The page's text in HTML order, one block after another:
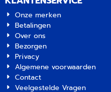
Onze merken
Betalingen
Over ons
Bezorgen
Privacy
Algemene voorwaarden
Contact
Veelgestelde Vragen